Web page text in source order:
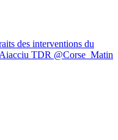
des interventions du
TDR @Corse_Matin